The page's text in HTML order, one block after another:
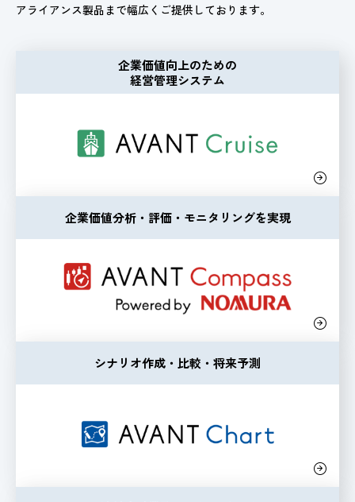
アライアンス製品まで幅広くご提供しております。
企業価値向上のための
経営管理システム
企業価値分析・評価・モニタリングを実現
シナリオ作成・比較・将来予測